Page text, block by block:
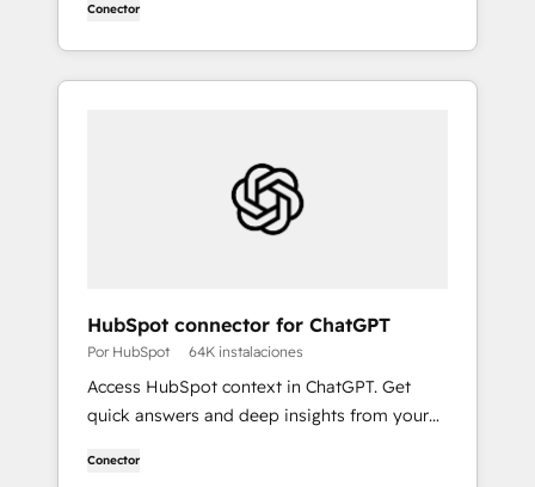
registros de CRM.
Conector
HubSpot connector for ChatGPT
Por HubSpot 64K instalaciones
Access HubSpot context in ChatGPT. Get
quick answers and deep insights from your
tasks to doctorate-level research, right in
Conector